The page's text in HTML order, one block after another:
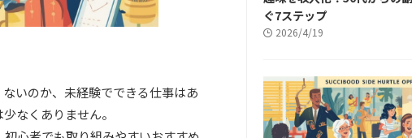
いのか、未経験でできる仕事はあ
なくありません。
ぐ7ステップ
2026/4/19